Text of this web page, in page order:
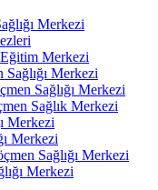
Merkezi
Eğitim Merkezi
Merkezi
Sağlığı Merkezi
Sağlık Merkezi
Merkezi
Merkezi
Sağlığı Merkezi
Merkezi